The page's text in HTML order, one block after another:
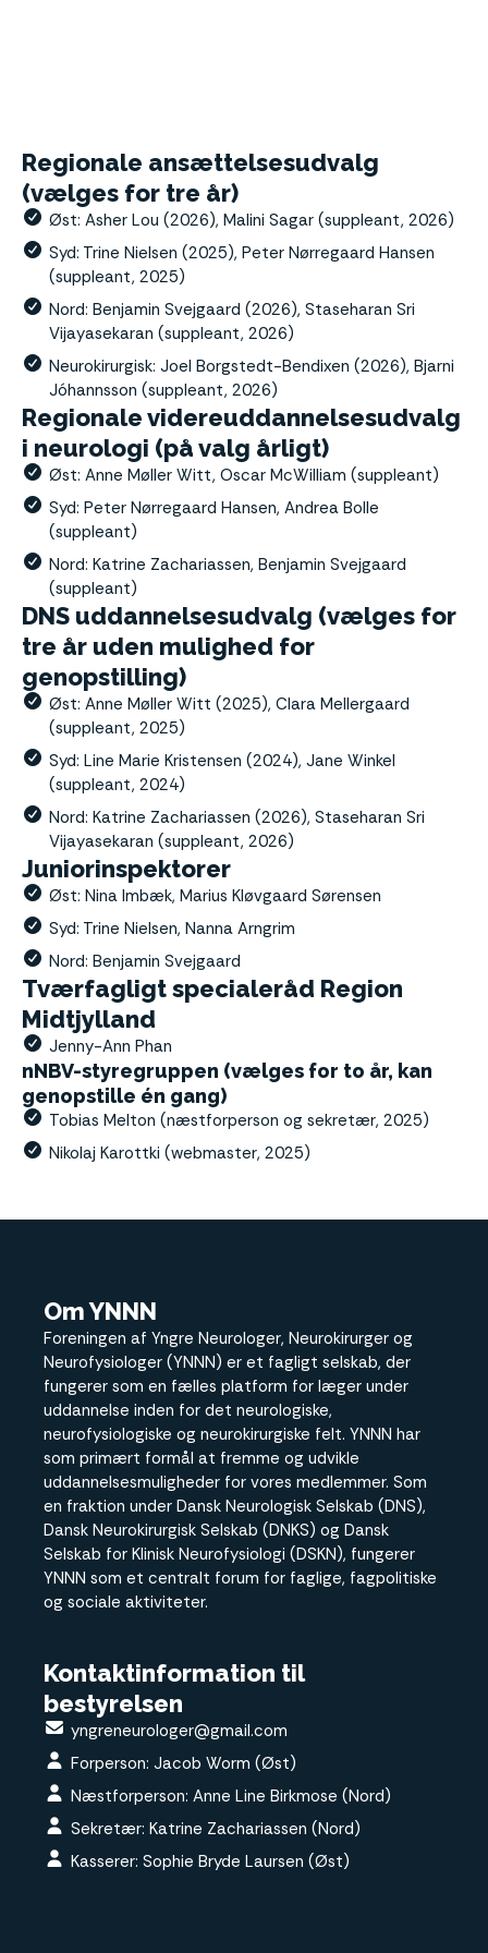
Regionale ansættelsesudvalg
(vælges for tre år)
Øst: Asher Lou (2026), Malini Sagar (suppleant, 2026)
Syd: Trine Nielsen (2025), Peter Nørregaard Hansen
(suppleant, 2025)
Nord: Benjamin Svejgaard (2026), Staseharan Sri
Vijayasekaran (suppleant, 2026)
Neurokirurgisk: Joel Borgstedt-Bendixen (2026), Bjarni
Jóhannsson (suppleant, 2026)
Regionale videreuddannelsesudvalg
i neurologi (på valg årligt)
Øst: Anne Møller Witt, Oscar McWilliam (suppleant)
Syd: Peter Nørregaard Hansen, Andrea Bolle
(suppleant)
Nord: Katrine Zachariassen, Benjamin Svejgaard
(suppleant)
DNS uddannelsesudvalg (vælges for
tre år uden mulighed for
genopstilling)
Øst: Anne Møller Witt (2025), Clara Mellergaard
(suppleant, 2025)
Syd: Line Marie Kristensen (2024), Jane Winkel
(suppleant, 2024)
Nord: Katrine Zachariassen (2026), Staseharan Sri
Vijayasekaran (suppleant, 2026)
Juniorinspektorer
Øst: Nina Imbæk, Marius Kløvgaard Sørensen
Syd: Trine Nielsen, Nanna Arngrim
Nord: Benjamin Svejgaard
Tværfagligt specialeråd Region
Midtjylland
Jenny-Ann Phan
nNBV-styregruppen (vælges for to år, kan
genopstille én gang)
Tobias Melton (næstforperson og sekretær, 2025)
Nikolaj Karottki (webmaster, 2025)
Om YNNN
Foreningen af Yngre Neurologer, Neurokirurger og
Neurofysiologer (YNNN) er et fagligt selskab, der
fungerer som en fælles platform for læger under
uddannelse inden for det neurologiske,
neurofysiologiske og neurokirurgiske felt. YNNN har
som primært formål at fremme og udvikle
uddannelsesmuligheder for vores medlemmer. Som
en fraktion under Dansk Neurologisk Selskab (DNS),
Dansk Neurokirurgisk Selskab (DNKS) og Dansk
Selskab for Klinisk Neurofysiologi (DSKN), fungerer
YNNN som et centralt forum for faglige, fagpolitiske
og sociale aktiviteter.
Kontaktinformation til
bestyrelsen
yngreneurologer@gmail.com
Forperson: Jacob Worm (Øst)
Næstforperson: Anne Line Birkmose (Nord)
Sekretær: Katrine Zachariassen (Nord)
Kasserer: Sophie Bryde Laursen (Øst)